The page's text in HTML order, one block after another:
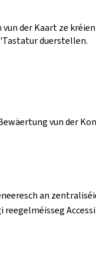
der Kaart ze
duerstellen.
vun der
an
reegelméisseg